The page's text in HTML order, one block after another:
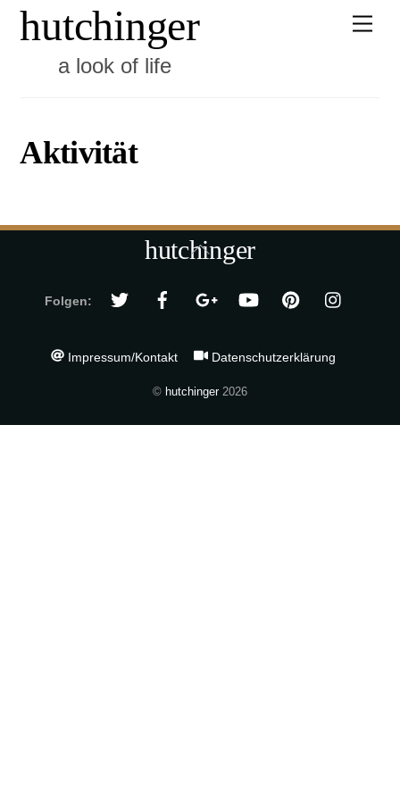
Skiphutchinger
a look of life
Aktivität
Back
Top
hutchinger
Folgen:
Impressum/Kontakt Datenschutzerklärung
© hutchinger2026